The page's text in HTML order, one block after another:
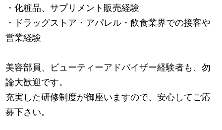
・化粧品、サプリメント販売経験
・ドラッグストア・アパレル・飲食業界での接客や
営業経験
美容部員、ビューティーアドバイザー経験者も、勿
論大歓迎です。
充実した研修制度が御座いますので、安心してご応
募下さい。